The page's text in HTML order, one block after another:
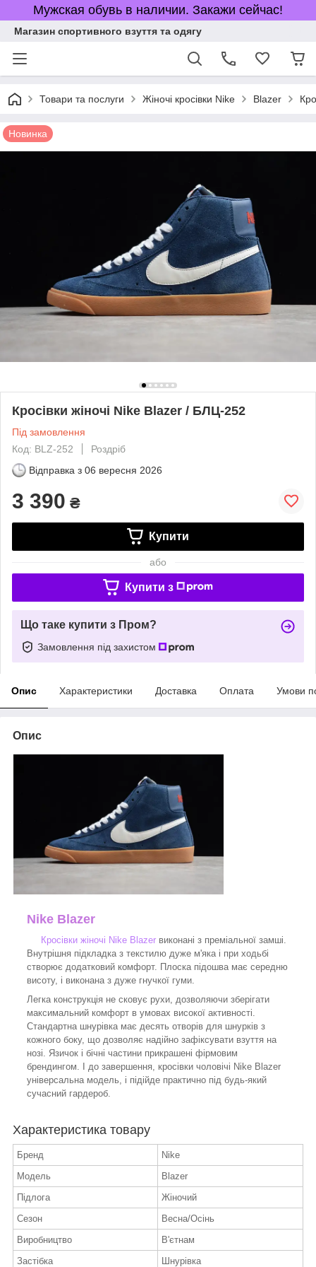
Мужская обувь в наличии. Закажи сейчас!
Магазин спортивного взуття та одягу
Товари та послуги Жіночі кросівки Nike Blazer
Новинка
Кросівки жіночі Nike Blazer / БЛЦ-252
Під замовлення
Код: BLZ-252
Роздріб
Відправка з 06 вересня 2026
3 390 ₴
Купити
або
Купити з
Що таке купити з Пром?
Замовлення під захистом
Опис Характеристики Доставка Оплата Умови
Опис
Nike Blazer
Кросівки жіночі Nike Blazer виконані з преміальної замші.
Внутрішня підкладка з текстилю дуже м'яка і при ходьбі
створює додатковий комфорт. Плоска підошва має середню
висоту, і виконана з дуже гнучкої гуми.
Легка конструкція не сковує рухи, дозволяючи зберігати
максимальний комфорт в умовах високої активності.
Стандартна шнурівка має десять отворів для шнурків з
кожного боку, що дозволяє надійно зафіксувати взуття на
нозі. Язичок і бічні частини прикрашені фірмовим
брендингом. І до завершення, кросівки чоловічі Nike Blazer
універсальна модель, і підійде практично під будь-який
сучасний гардероб.
Характеристика товару
Бренд
Nike
Модель
Blazer
Підлога
Жіночий
Сезон
Весна/Осінь
Виробництво
В'єтнам
Застібка
Шнурівка